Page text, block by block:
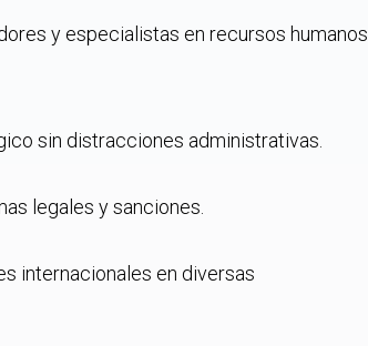
y especialistas en recursos humanos
sin distracciones administrativas.
legales y sanciones.
internacionales en diversas